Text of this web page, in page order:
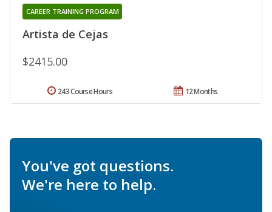
Artista de Cejas
CAREER TRAINING PROGRAM
$2415.00
12 Months
243 Course Hours
You've got questions.
We're here to help.